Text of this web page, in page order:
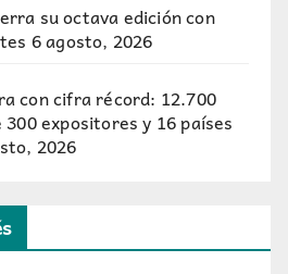
su octava edición con
6 agosto, 2026
con cifra récord: 12.700
expositores y 16 países
2026